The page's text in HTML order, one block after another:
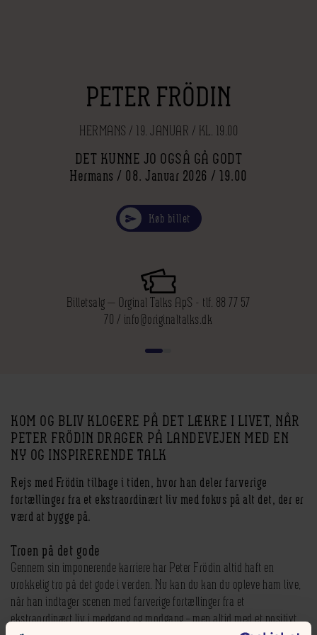
PETER FRÖDIN
HERMANS / 19. JANUAR / KL. 19.00
DET KUNNE JO OGSÅ GÅ GODT
Hermans / 08. Januar 2026 / 19.00
Køb billet
Billetsalg — Orginal Talks ApS - tlf. 88 77 57
70 / info@originaltalks.dk
KOM OG BLIV KLOGERE PÅ DET LÆKRE I LIVET, NÅR
PETER FRÖDIN DRAGER PÅ LANDEVEJEN MED EN
NY OG INSPIRERENDE TALK
Rejs med Frödin tilbage i tiden, hvor han deler farverige
fortællinger fra et ekstraordinært liv med fokus på alt det, der er
værd at bygge på.
Troen på det gode
Gennem sin imponerende karriere har Peter Frödin altid haft en
urokkelig tro på det gode i verden. Nu kan du kan du opleve ham live,
når han indtager scenen med farverige fortællinger fra et
ekstraordinært liv i medgang og modgang – men altid med et positivt